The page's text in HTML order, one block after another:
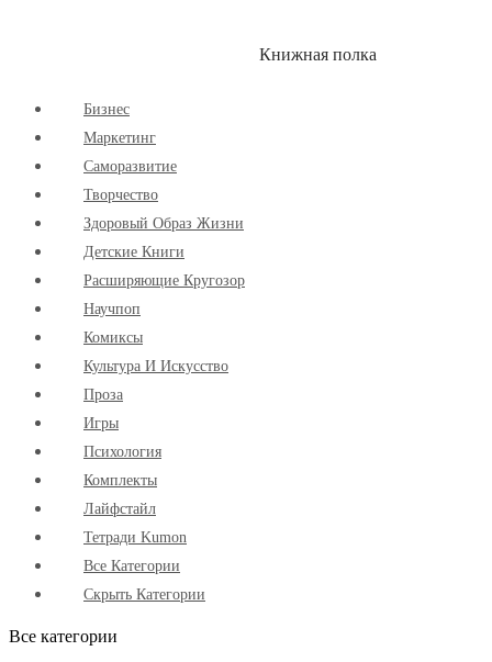
Книжная полка
Бизнес
Маркетинг
Cаморазвитие
Творчество
Здоровый Образ Жизни
Детские Книги
Расширяющие Кругозор
Научпоп
Комиксы
Культура И Искусство
Проза
Игры
Психология
Комплекты
Лайфстайл
Тетради Kumon
Все Категории
Скрыть Категории
Все категории